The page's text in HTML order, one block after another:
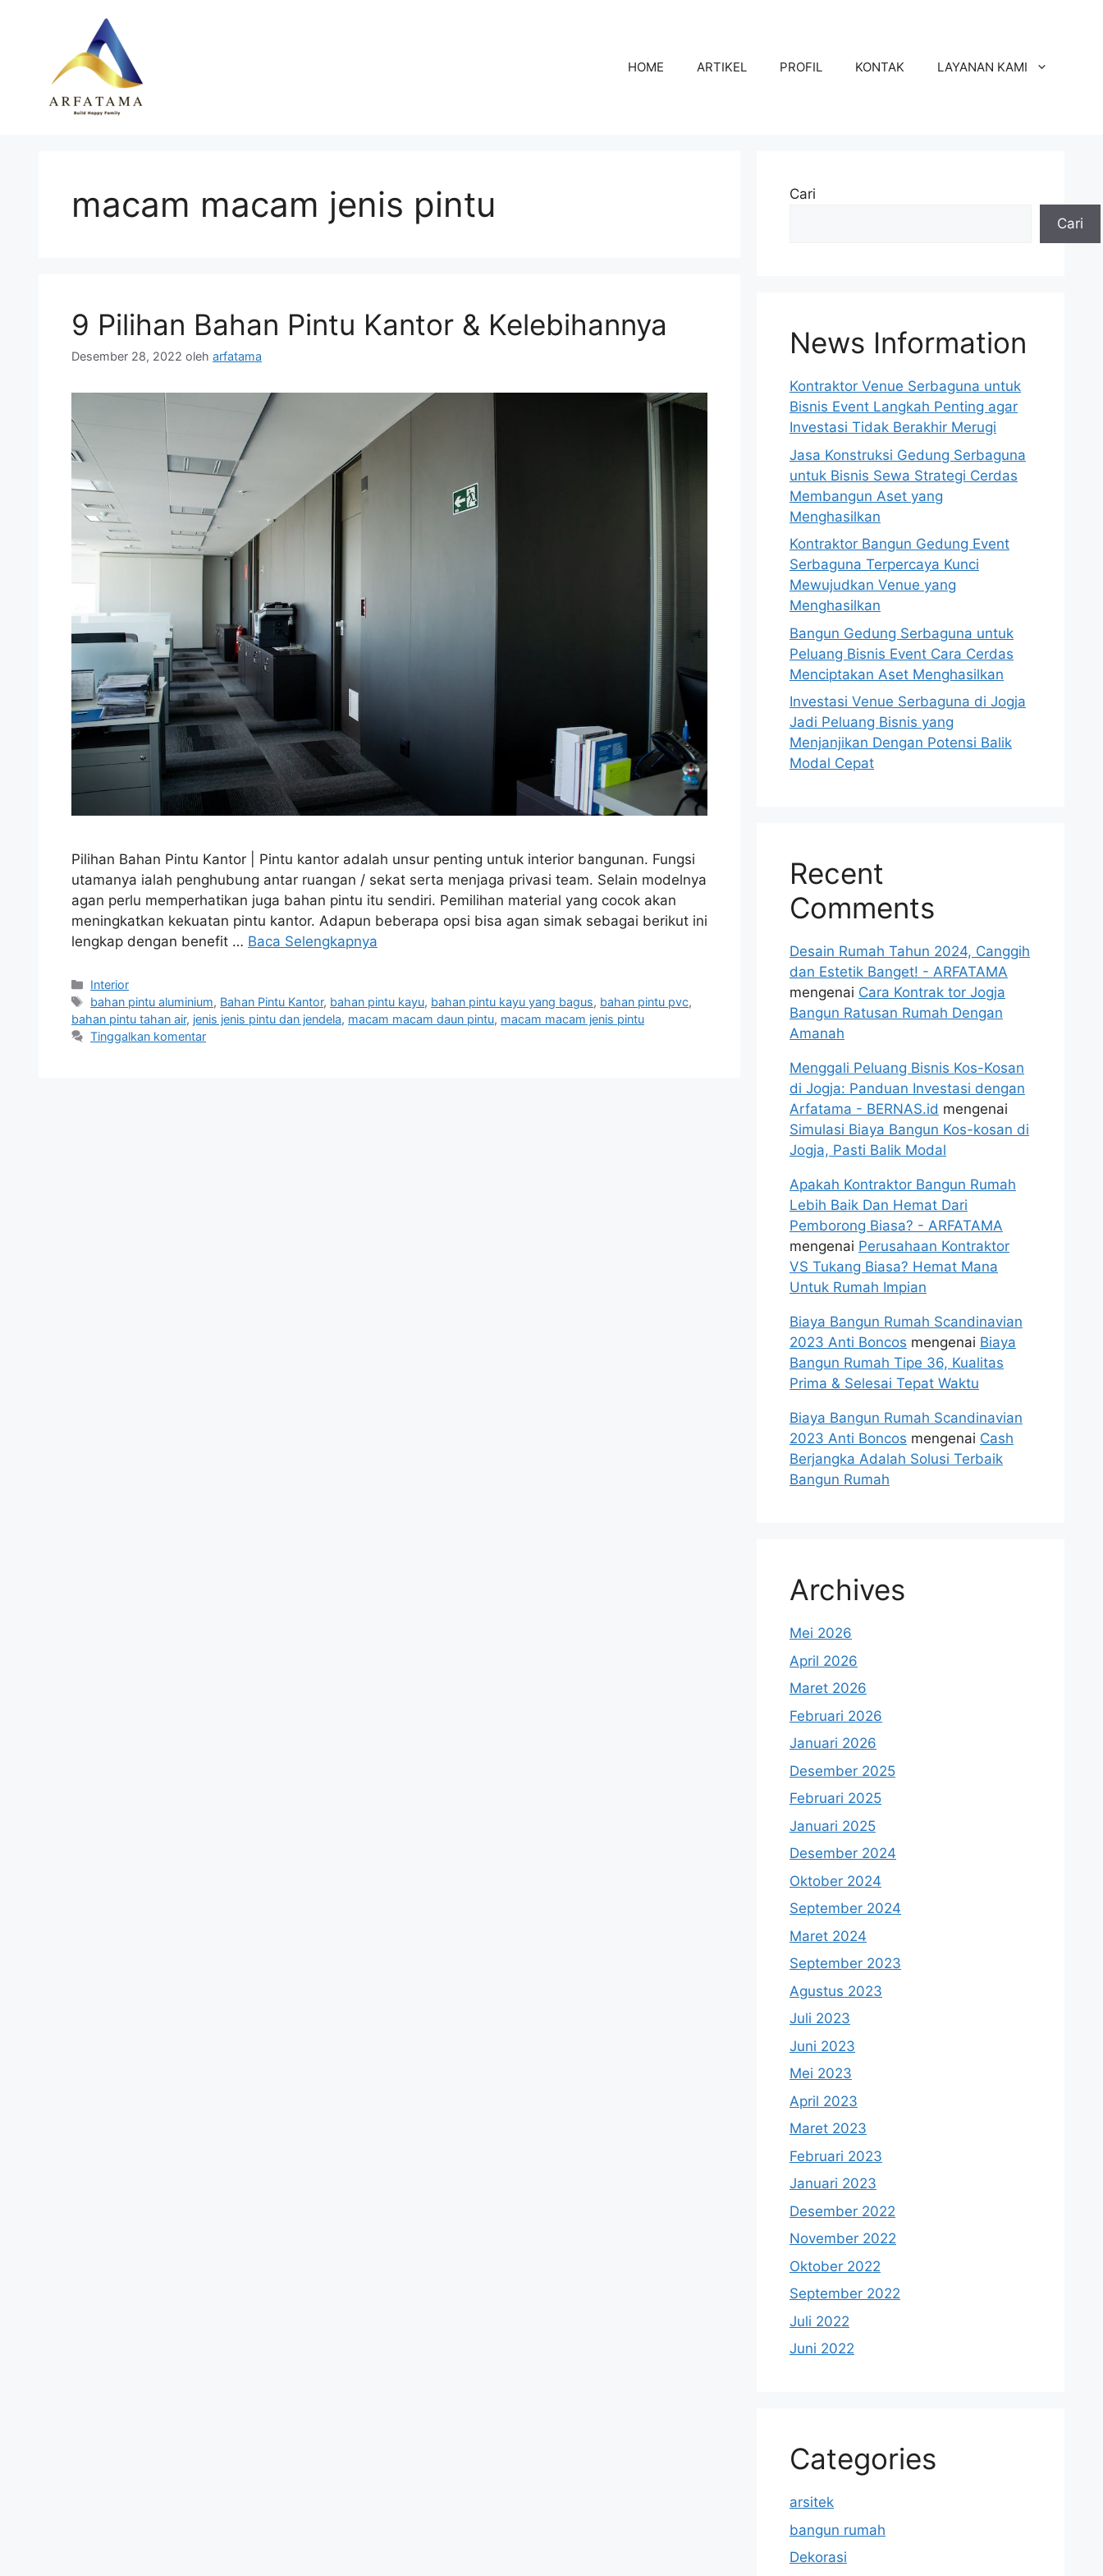
HOME ARTIKEL PROFIL KONTAK LAYANAN KAMI
macam macam jenis pintu
9 Pilihan Bahan Pintu Kantor & Kelebihannya
Desember 28, 2022 oleh arfatama
Pilihan Bahan Pintu Kantor | Pintu kantor adalah unsur penting untuk interior bangunan. Fungsi
utamanya ialah penghubung antar ruangan / sekat serta menjaga privasi team. Selain modelnya
agan perlu memperhatikan juga bahan pintu itu sendiri. Pemilihan material yang cocok akan
meningkatkan kekuatan pintu kantor. Adapun beberapa opsi bisa agan simak sebagai berikut ini
lengkap dengan benefit … Baca Selengkapnya
Kategori
Interior
Tag
bahan pintu aluminium, Bahan Pintu Kantor, bahan pintu kayu, bahan pintu kayu yang bagus, bahan pintu pvc,
bahan pintu tahan air, jenis jenis pintu dan jendela, macam macam daun pintu, macam macam jenis pintu
Tinggalkan komentar
Cari
Cari
News Information
Kontraktor Venue Serbaguna untuk
Bisnis Event Langkah Penting agar
Investasi Tidak Berakhir Merugi
Jasa Konstruksi Gedung Serbaguna
untuk Bisnis Sewa Strategi Cerdas
Membangun Aset yang
Menghasilkan
Kontraktor Bangun Gedung Event
Serbaguna Terpercaya Kunci
Mewujudkan Venue yang
Menghasilkan
Bangun Gedung Serbaguna untuk
Peluang Bisnis Event Cara Cerdas
Menciptakan Aset Menghasilkan
Investasi Venue Serbaguna di Jogja
Jadi Peluang Bisnis yang
Menjanjikan Dengan Potensi Balik
Modal Cepat
Recent
Comments
Desain Rumah Tahun 2024, Canggih
dan Estetik Banget! - ARFATAMA
mengenai Cara Kontrak tor Jogja
Bangun Ratusan Rumah Dengan
Amanah
Menggali Peluang Bisnis Kos-Kosan
di Jogja: Panduan Investasi dengan
Arfatama - BERNAS.id mengenai
Simulasi Biaya Bangun Kos-kosan di
Jogja, Pasti Balik Modal
Apakah Kontraktor Bangun Rumah
Lebih Baik Dan Hemat Dari
Pemborong Biasa? - ARFATAMA
mengenai Perusahaan Kontraktor
VS Tukang Biasa? Hemat Mana
Untuk Rumah Impian
Biaya Bangun Rumah Scandinavian
2023 Anti Boncos mengenai Biaya
Bangun Rumah Tipe 36, Kualitas
Prima & Selesai Tepat Waktu
Biaya Bangun Rumah Scandinavian
2023 Anti Boncos mengenai Cash
Berjangka Adalah Solusi Terbaik
Bangun Rumah
Archives
Mei 2026
April 2026
Maret 2026
Februari 2026
Januari 2026
Desember 2025
Februari 2025
Januari 2025
Desember 2024
Oktober 2024
September 2024
Maret 2024
September 2023
Agustus 2023
Juli 2023
Juni 2023
Mei 2023
April 2023
Maret 2023
Februari 2023
Januari 2023
Desember 2022
November 2022
Oktober 2022
September 2022
Juli 2022
Juni 2022
Categories
arsitek
bangun rumah
Dekorasi